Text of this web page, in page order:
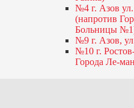
№4 г. Азов
(напротив
Больницы
№9 г. Азов,
№10 г.
Города Ле-